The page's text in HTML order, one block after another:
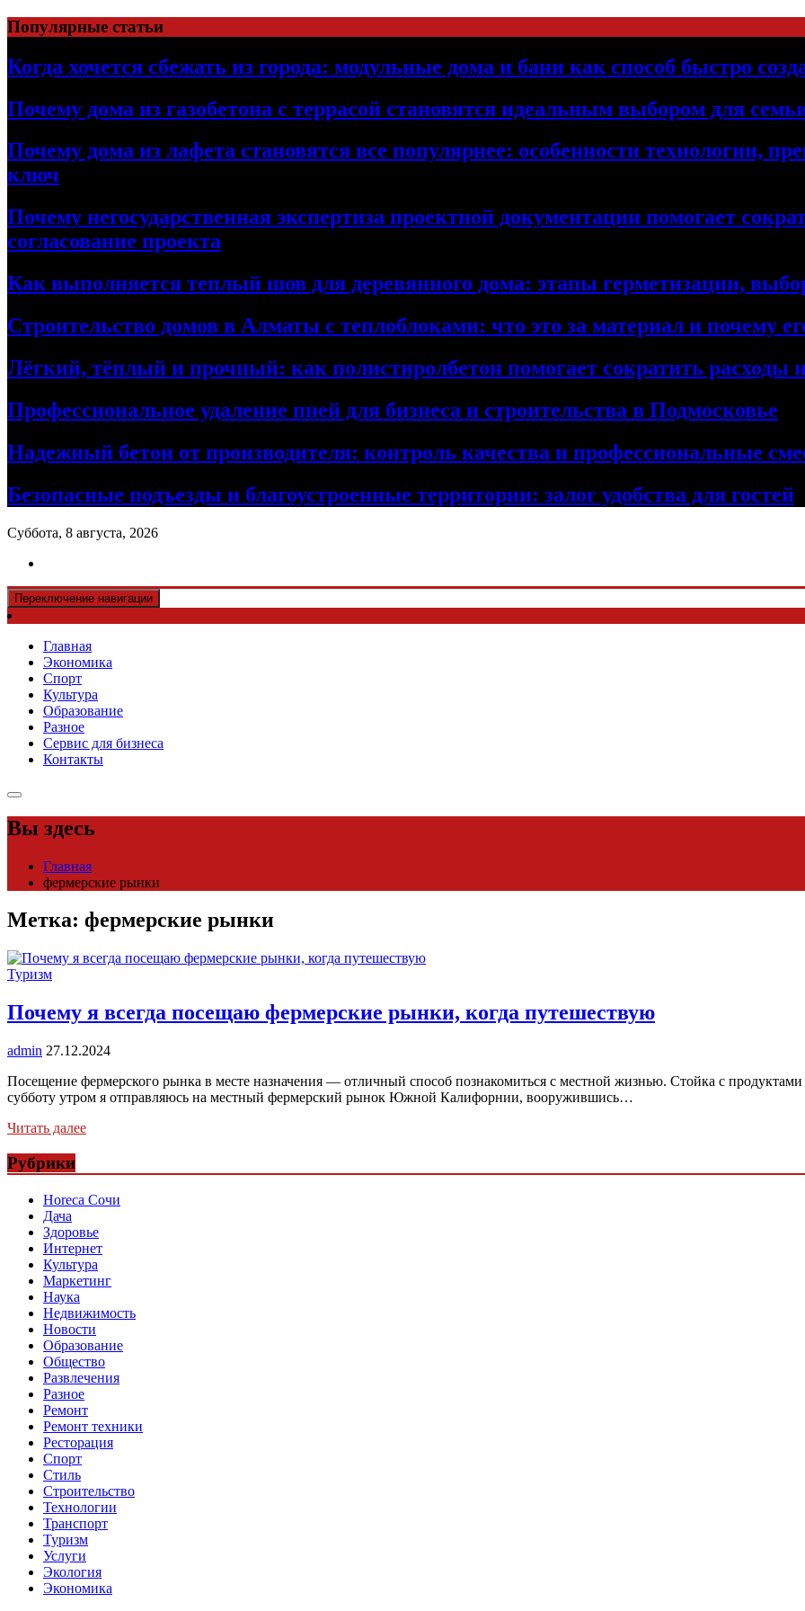
Перейти
к
содержимому
Популярные статьи
Когда хочется сбежать из города: модульные дома и бани как способ быстро
Почему дома из газобетона с террасой становятся идеальным выбором для
Почему дома из лафета становятся все популярнее: особенности технологии,
ключ
Почему негосударственная экспертиза проектной документации помогает
согласование проекта
Как выполняется теплый шов для деревянного дома: этапы герметизации,
Строительство домов в Алматы с теплоблоками: что это за материал и почему
Лёгкий, тёплый и прочный: как полистиролбетон помогает сократить расходы
Профессиональное удаление пней для бизнеса и строительства в Подмосковье
Надежный бетон от производителя: контроль качества и профессиональные
Безопасные подъезды и благоустроенные территории: залог удобства для гостей
Суббота, 8 августа, 2026
Переключение навигации
Главная
Экономика
Спорт
Культура
Образование
Разное
Сервис для бизнеса
Контакты
Вы здесь
Главная
фермерские рынки
Метка: фермерские рынки
Туризм
Почему я всегда посещаю фермерские рынки, когда путешествую
admin 27.12.2024
Посещение фермерского рынка в месте назначения — отличный способ познакомиться с местной жизнью. Стойка с
субботу утром я отправляюсь на местный фермерский рынок Южной Калифорнии, вооружившись…
Читать далее
Рубрики
Horeca Сочи
Дача
Здоровье
Интернет
Культура
Маркетинг
Наука
Недвижимость
Новости
Образование
Общество
Развлечения
Разное
Ремонт
Ремонт техники
Ресторация
Спорт
Стиль
Строительство
Технологии
Транспорт
Туризм
Услуги
Экология
Экономика